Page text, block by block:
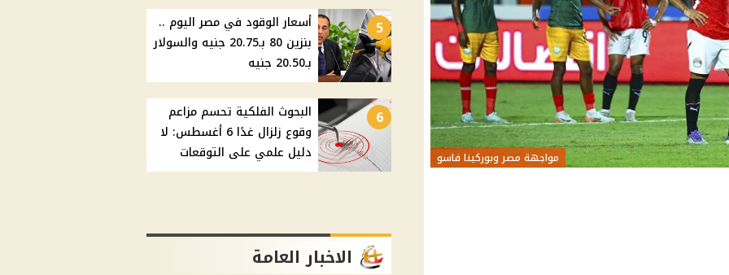
مواجهة مصر وبوركينا فاسو
5
أسعار الوقود في مصر اليوم ..
بنزين 80 بـ20.75 جنيه والسولار
بـ20.50 جنيه
6
البحوث الفلكية تحسم مزاعم
وقوع زلزال غدًا 6 أغسطس: لا
دليل علمي على التوقعات
الاخبار العامة